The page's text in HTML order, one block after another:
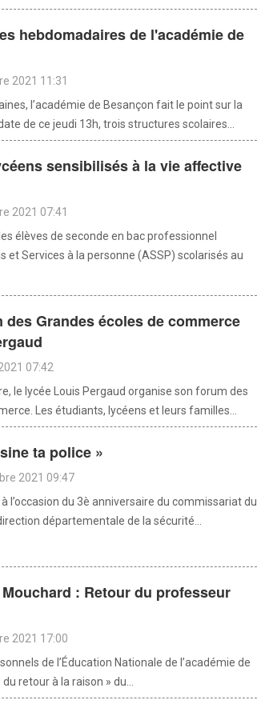
hebdomadaires de l'académie de
2021 11:31
l’académie de Besançon fait le point sur la
de ce jeudi 13h, trois structures scolaires...
sensibilisés à la vie affective
2021 07:41
élèves de seconde en bac professionnel
et Services à la personne (ASSP) scolarisés au
Grandes écoles de commerce
07:42
le lycée Louis Pergaud organise son forum des
Les étudiants, lycéens et leurs familles...
ta police »
2021 09:47
l’occasion du 3è anniversaire du commissariat du
départementale de la sécurité...
: Retour du professeur
2021 17:00
de l’Éducation Nationale de l’académie de
retour à la raison » du...